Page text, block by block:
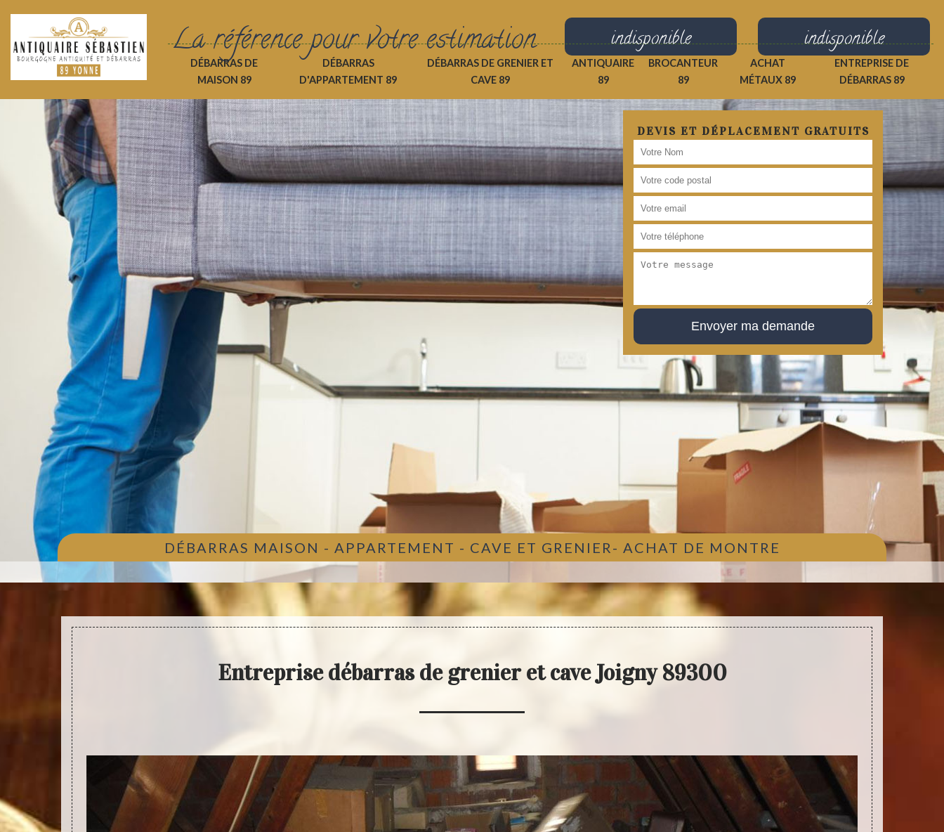
La référence pour votre estimation indisponible indisponible
DÉBARRAS DE
MAISON 89
DÉBARRAS
D'APPARTEMENT 89
DÉBARRAS DE GRENIER ET
CAVE 89
ANTIQUAIRE
89
BROCANTEUR
89
ACHAT
MÉTAUX 89
ENTREPRISE DE
DÉBARRAS 89
DEVIS ET DÉPLACEMENT GRATUITS
DÉBARRAS MAISON - APPARTEMENT - CAVE ET GRENIER- ACHAT DE MONTRE
Entreprise débarras de grenier et cave Joigny 89300